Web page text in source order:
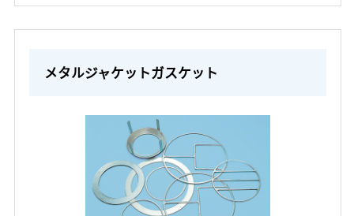
メタルジャケットガスケット